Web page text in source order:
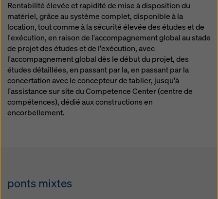
Rentabilité élevée et rapidité de mise à disposition du
matériel, grâce au système complet, disponible à la
location, tout comme à la sécurité élevée des études et de
l'exécution, en raison de l'accompagnement global au stade
de projet des études et de l'exécution, avec
l'accompagnement global dès le début du projet, des
études détaillées, en passant par la, en passant par la
concertation avec le concepteur de tablier, jusqu'à
l'assistance sur site du Competence Center (centre de
compétences), dédié aux constructions en
encorbellement.
ponts mixtes